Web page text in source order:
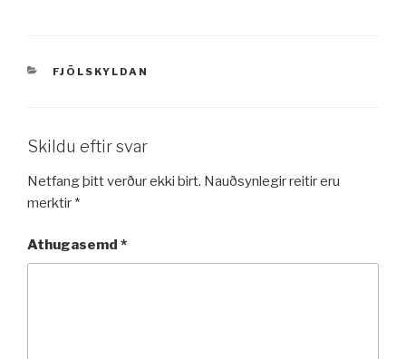
VÖRUFLOKKAR
FJÖLSKYLDAN
Skildu eftir svar
Netfang þitt verður ekki birt. Nauðsynlegir reitir eru
merktir *
Athugasemd *